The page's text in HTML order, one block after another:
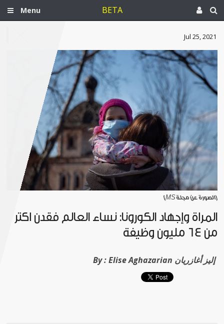
Menu BETA
Jul 25, 2021
[الصورة عن مجلة MS]
المرأة وإجهاد الكورونا: نساء العالم فقدن أكثر
من 64 مليون وظيفة
By : Elise Aghazarian إليز أغازريان